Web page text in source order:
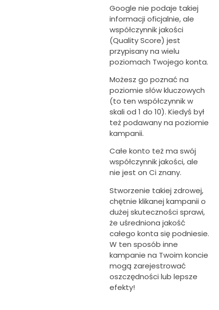
Google nie podaje takiej
informacji oficjalnie, ale
współczynnik jakości
(Quality Score) jest
przypisany na wielu
poziomach Twojego konta.
Możesz go poznać na
poziomie słów kluczowych
(to ten współczynnik w
skali od 1 do 10). Kiedyś był
też podawany na poziomie
kampanii.
Całe konto też ma swój
współczynnik jakości, ale
nie jest on Ci znany.
Stworzenie takiej zdrowej,
chętnie klikanej kampanii o
dużej skuteczności sprawi,
że uśredniona jakość
całego konta się podniesie.
W ten sposób inne
kampanie na Twoim koncie
mogą zarejestrować
oszczędności lub lepsze
efekty!